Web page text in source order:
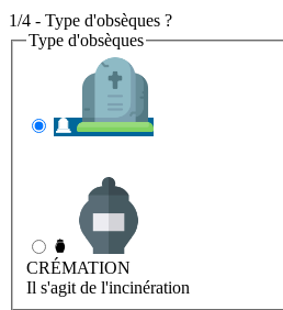
1/4 - Type d'obsèques ?
Type d'obsèques
CRÉMATION
Il s'agit de l'incinération